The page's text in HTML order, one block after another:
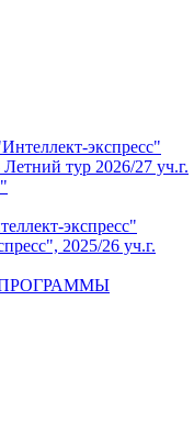
экспресс"
тур 2026/27 уч.г.
экспресс"
2025/26 уч.г.